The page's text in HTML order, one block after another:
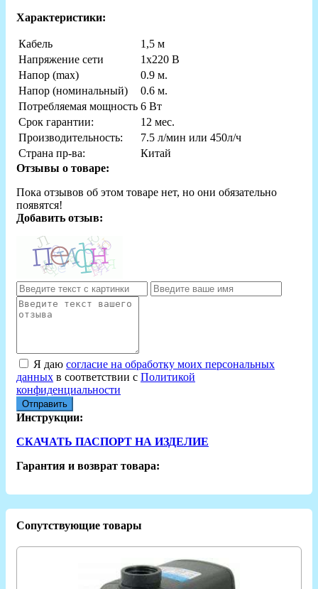
Характеристики:
Кабель
1,5 м
Напряжение сети
1х220 В
Напор (max)
0.9 м.
Напор (номинальный)
0.6 м.
Потребляемая мощность 6 Вт
Срок гарантии:
12 мес.
Производительность:
7.5 л/мин или 450л/ч
Страна пр-ва:
Китай
Отзывы о товаре:
Пока отзывов об этом товаре нет, но они обязательно
появятся!
Добавить отзыв:
Я даю согласие на обработку моих персональных
данных в соответствии с Политикой
конфиденциальности
Отправить
Инструкции:
СКАЧАТЬ ПАСПОРТ НА ИЗДЕЛИЕ
Гарантия и возврат товара:
Сопутствующие товары